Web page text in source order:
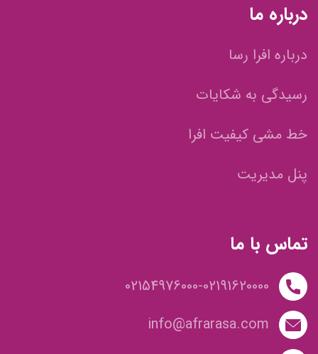
درباره ما
درباره افرا رسا
رسیدگی به شکایات
خط مشی کیفیت افرا
پنل مدیریت
تماس با ما
02154976000-02191620000
info@afrarasa.com